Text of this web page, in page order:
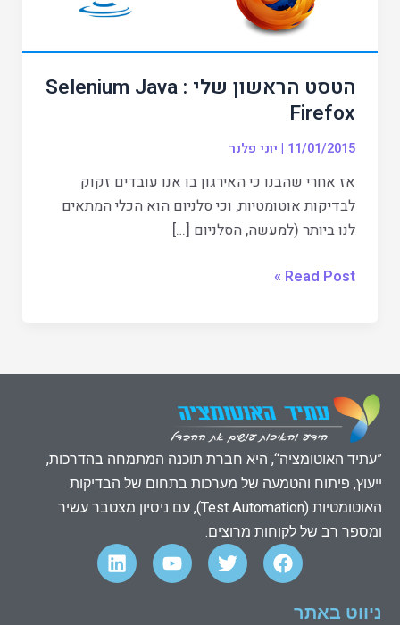
הטסט הראשון שלי : Selenium Java
Firefox
11/01/2015
| יוני פלנר
אז אחרי שהבנו כי האירגון בו אנו עובדים זקוק
לבדיקות אוטומטיות, וכי סלניום הוא הכלי המתאים
לנו ביותר (למעשה, הסלניום […]
Read Post »
”עתיד האוטומציה“, היא חברת תוכנה המתמחה בהדרכות,
ייעוץ, פיתוח והטמעה של מערכות בתחום של הבדיקות
האוטומטיות (Test Automation), עם ניסיון מצטבר עשיר
ומספר רב של לקוחות מרוצים.
F
a
c
T
w
i
Y
o
u
L
i
n
ניווט באתר